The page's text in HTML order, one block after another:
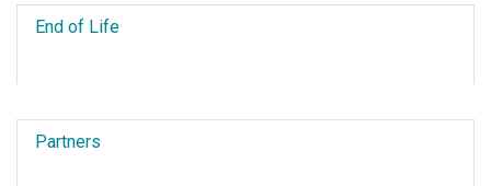
End of Life
Partners